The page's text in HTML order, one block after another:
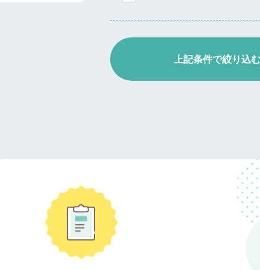
上記条件で絞り込む